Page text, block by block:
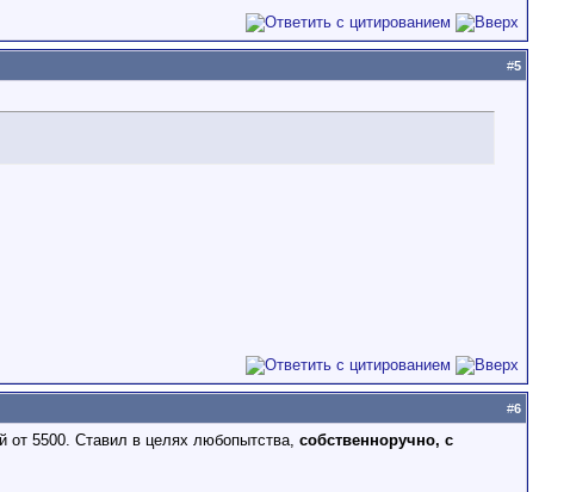
#5
#6
от 5500. Ставил в целях любопытства, собственноручно, с